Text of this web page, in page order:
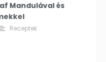
Mandulával és
Receptek